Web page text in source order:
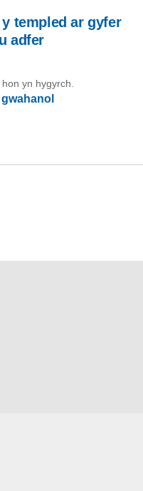
templed ar gyfer
adfer
yn hygyrch.